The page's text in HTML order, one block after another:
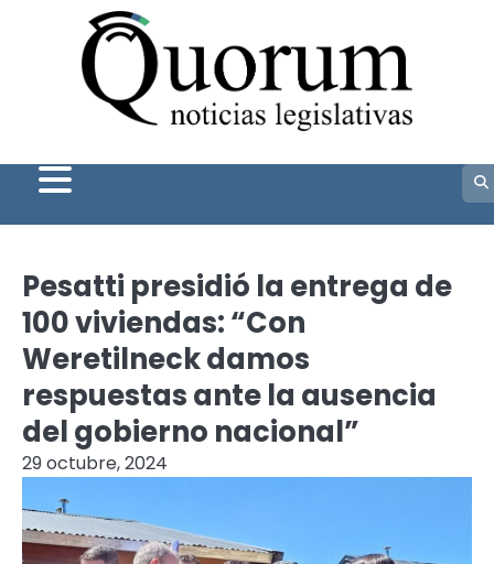
Pesatti presidió la entrega de
100 viviendas: “Con
Weretilneck damos
respuestas ante la ausencia
del gobierno nacional”
29 octubre, 2024